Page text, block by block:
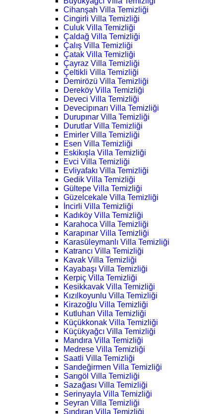
Cihanşah Villa Temizliği
Cingirli Villa Temizliği
Culuk Villa Temizliği
Çaldağ Villa Temizliği
Çalış Villa Temizliği
Çatak Villa Temizliği
Çayraz Villa Temizliği
Çeltikli Villa Temizliği
Demirözü Villa Temizliği
Dereköy Villa Temizliği
Deveci Villa Temizliği
Devecipınarı Villa Temizliği
Durupınar Villa Temizliği
Durutlar Villa Temizliği
Emirler Villa Temizliği
Esen Villa Temizliği
Eskikışla Villa Temizliği
Evci Villa Temizliği
Evliyafakı Villa Temizliği
Gedik Villa Temizliği
Gültepe Villa Temizliği
Güzelcekale Villa Temizliği
İncirli Villa Temizliği
Kadıköy Villa Temizliği
Karahoca Villa Temizliği
Karapınar Villa Temizliği
Karasüleymanlı Villa Temizliği
Katrancı Villa Temizliği
Kavak Villa Temizliği
Kayabaşı Villa Temizliği
Kerpiç Villa Temizliği
Kesikkavak Villa Temizliği
Kızılkoyunlu Villa Temizliği
Kirazoğlu Villa Temizliği
Kutluhan Villa Temizliği
Küçükkonak Villa Temizliği
Küçükyağcı Villa Temizliği
Mandıra Villa Temizliği
Medrese Villa Temizliği
Saatli Villa Temizliği
Sarıdeğirmen Villa Temizliği
Sarıgöl Villa Temizliği
Sazağası Villa Temizliği
Serinyayla Villa Temizliği
Seyran Villa Temizliği
Sındıran Villa Temizliği